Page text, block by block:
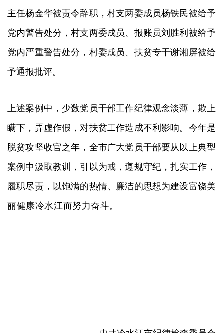
主任杨金华被责令辞职，村支两委成员杨铁民被给予
党内警告处分，村支两委成员、报账员刘胜利被给予
党内严重警告处分，村委成员、扶贫专干谢湘屏被给
予通报批评。
上述案例中，少数党员干部工作纪律观念淡薄，欺上
瞒下，弄虚作假，对扶贫工作造成不利影响。今年是
脱贫攻坚收官之年，全市广大党员干部要从以上典型
案例中汲取教训，引以为戒，遵规守纪，扎实工作，
履职尽责，以饱满的热情、廉洁的思想为建设富饶美
丽健康冷水江而努力奋斗。